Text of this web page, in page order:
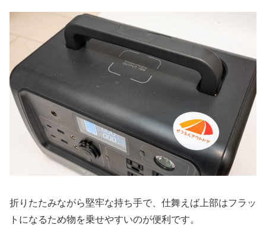
折りたたみながら堅牢な持ち手で、仕舞えば上部はフラッ
トになるため物を乗せやすいのが便利です。